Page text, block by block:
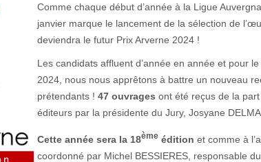
Comme chaque début d’année à la Ligue
janvier marque le lancement de la sélection de
deviendra le futur Prix Arverne 2024 !
Les candidats affluent d’année en année et pour
2024, nous nous apprêtons à battre un nouveau
prétendants ! 47 ouvrages ont été reçus de la
éditeurs par la présidente du Jury, Josyane
Cette année sera la 18ème édition et comme à
coordonné par Michel BESSIERES, responsable